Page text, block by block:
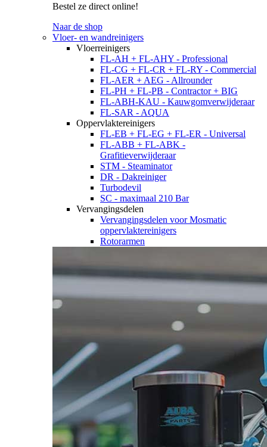
Bestel ze direct online!
Naar de shop
Vloer- en wandreinigers
Vloerreinigers
FL-AH + FL-AHY - Professional
FL-CG + FL-CR + FL-RY - Commercial
FL-AER + AEG - Allrounder
FL-PH + FL-PB - Contractor + BIG
FL-ABH-KAU - Kauwgomverwijderaar
FL-SAR - AQUA
Oppervlaktereinigers
FL-EB + FL-EG + FL-ER - Universal
FL-ABB + FL-ABK -
Grafitieverwijderaar
STM - Steaminator
DR - Dakreiniger
Turbodevil
SC - maximaal 210 Bar
Vervangingsdelen
Vervangingsdelen voor Mosmatic
oppervlaktereinigers
Rotorarmen